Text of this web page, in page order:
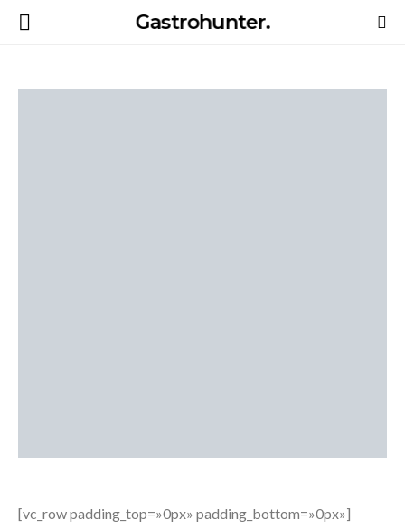
Gastrohunter.
[vc_row padding_top=»0px» padding_bottom=»0px»]